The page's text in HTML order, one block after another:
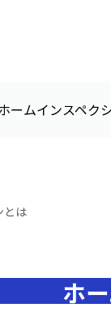
ームインスペク
とは
ホ